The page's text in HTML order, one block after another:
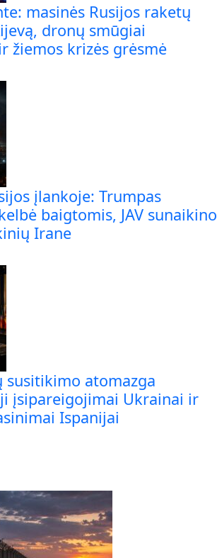
masinės Rusijos raketų
dronų smūgiai
žiemos krizės grėsmė
įlankoje: Trumpas
baigtomis, JAV sunaikino
Irane
susitikimo atomazga
įsipareigojimai Ukrainai ir
Ispanijai